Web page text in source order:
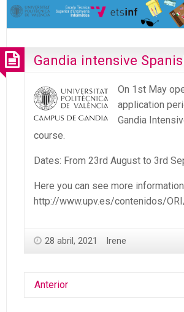
Gandia intensive
On 1st May
application
Gandia
course.
Dates: From 23rd August to 3rd
Here you can see more
http://www.upv.es/contenidos/
28 abril, 2021 Irene
Anterior